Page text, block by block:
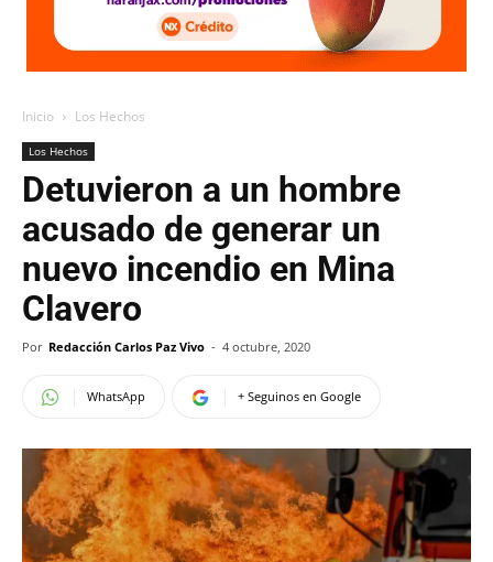
Inicio Los Hechos
Los Hechos
Detuvieron a un hombre
acusado de generar un
nuevo incendio en Mina
Clavero
Por Redacción Carlos Paz Vivo - 4 octubre, 2020
WhatsApp + Seguinos en Google